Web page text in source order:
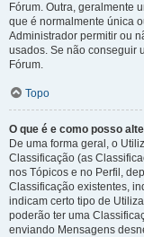
Fórum. Outra, geralmente
que é normalmente única
Administrador permitir ou
usados. Se não conseguir
Fórum.
Topo
O que é e como posso
De uma forma geral, o
Classificação (as
nos Tópicos e no Perfil,
Classificação existentes,
indicam certo tipo de
poderão ter uma
enviando Mensagens